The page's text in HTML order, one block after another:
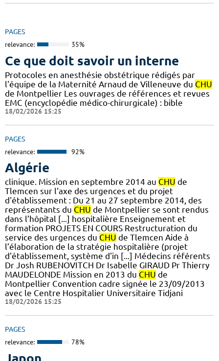
PAGES
relevance: 35%
Ce que doit savoir un interne
Protocoles en anesthésie obstétrique rédigés par
l'équipe de la Maternité Arnaud de Villeneuve du CHU
de Montpellier Les ouvrages de références et revues
EMC (encyclopédie médico-chirurgicale) : bible
18/02/2026 15:25
PAGES
relevance: 92%
Algérie
clinique. Mission en septembre 2014 au CHU de
Tlemcen sur l'axe des urgences et du projet
d'établissement : Du 21 au 27 septembre 2014, des
représentants du CHU de Montpellier se sont rendus
dans l’hôpital [...] hospitalière Enseignement et
formation PROJETS EN COURS Restructuration du
service des urgences du CHU de Tlemcen Aide à
l’élaboration de la stratégie hospitalière (projet
d'établissement, système d'in [...] Médecins référents
Dr Josh RUBENOVITCH Dr Isabelle GIRAUD Pr Thierry
MAUDELONDE Mission en 2013 du CHU de
Montpellier Convention cadre signée le 23/09/2013
avec le Centre Hospitalier Universitaire Tidjani
18/02/2026 15:25
PAGES
relevance: 78%